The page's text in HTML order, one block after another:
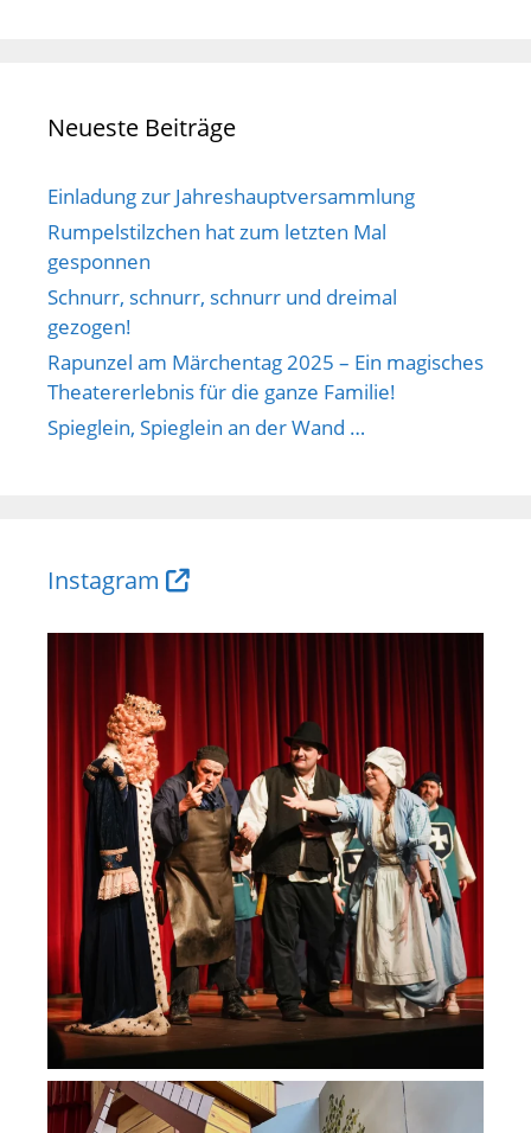
Neueste Beiträge
Einladung zur Jahreshauptversammlung
Rumpelstilzchen hat zum letzten Mal
gesponnen
Schnurr, schnurr, schnurr und dreimal
gezogen!
Rapunzel am Märchentag 2025 – Ein magisches
Theatererlebnis für die ganze Familie!
Spieglein, Spieglein an der Wand …
Instagram